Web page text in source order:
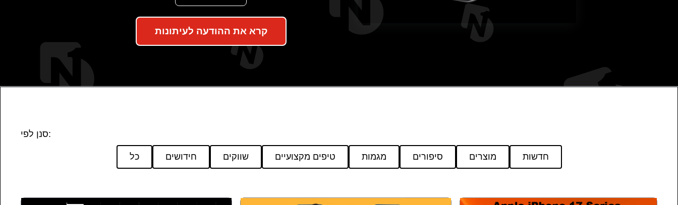
קרא את ההודעה לעיתונות
סנן לפי:
כל חידושים שווקים טיפים מקצועיים מגמות סיפורים מוצרים חדשות